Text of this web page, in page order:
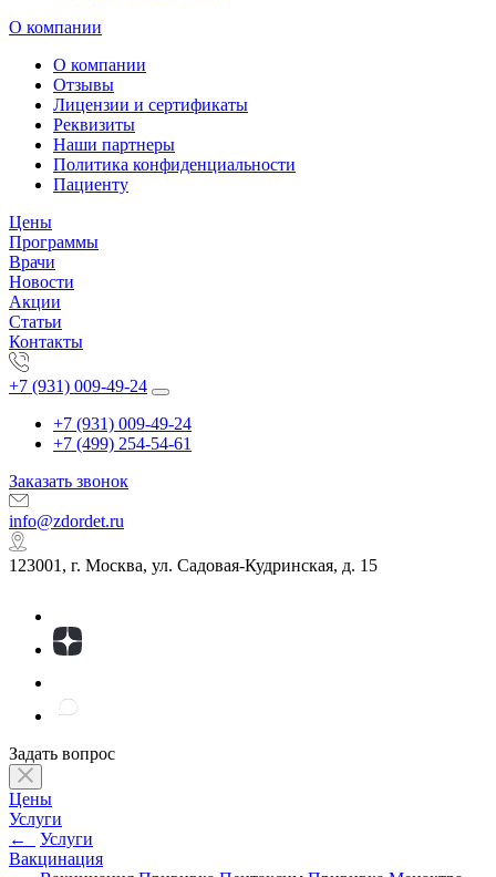
О компании
О компании
Отзывы
Лицензии и сертификаты
Реквизиты
Наши партнеры
Политика конфиденциальности
Пациенту
Цены
Программы
Врачи
Новости
Акции
Статьи
Контакты
+7 (931) 009-49-24
+7 (931) 009-49-24
+7 (499) 254-54-61
Заказать звонок
info@zdordet.ru
123001, г. Москва, ул. Садовая-Кудринская, д. 15
Задать вопрос
Цены
Услуги
←
Услуги
Вакцинация